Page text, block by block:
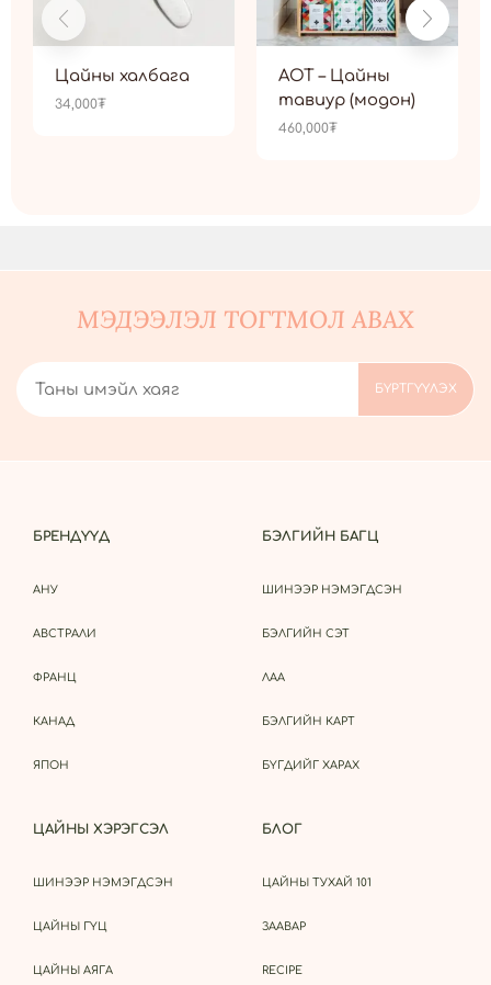
Цайны халбага
34,000₮
AOT – Цайны
тавиур (модон)
460,000₮
МЭДЭЭЛЭЛ ТОГТМОЛ АВАХ
БРЕНДҮҮД
АНУ
АВСТРАЛИ
ФРАНЦ
КАНАД
ЯПОН
БЭЛГИЙН БАГЦ
ШИНЭЭР НЭМЭГДСЭН
БЭЛГИЙН СЭТ
ЛАА
БЭЛГИЙН КАРТ
БҮГДИЙГ ХАРАХ
ЦАЙНЫ ХЭРЭГСЭЛ
ШИНЭЭР НЭМЭГДСЭН
ЦАЙНЫ ГҮЦ
ЦАЙНЫ АЯГА
БЛОГ
ЦАЙНЫ ТУХАЙ 101
ЗААВАР
RECIPE